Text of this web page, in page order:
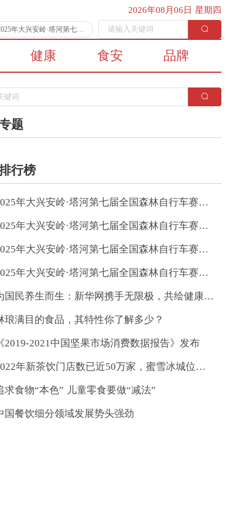
2026年08月06日 星期四
行车赛第二日比赛顺利完赛
年大兴安岭·塔河第七届全国森林自行车赛将于7月11日拉开战幕
健康 食安 品牌
题
行榜
2025年大兴安岭·塔河第七届全国森林自行车赛第二日比赛顺利完赛
2025年大兴安岭·塔河第七届全国森林自行车赛将于7月11日拉开战幕
2025年大兴安岭·塔河第七届全国森林自行车赛鸣枪开赛
2025年大兴安岭·塔河第七届全国森林自行车赛圆满收官
为国民养生而生：新华网携手无限极，共绘健康中国新图景
琅满目的食品，其特性你了解多少？
《2019-2021中国坚果市场消费数据报告》发布
2022年新茶饮门店数已近50万家，蜜雪冰城位居第一、古茗第二
求食物“本色” 儿童零食要做“减法”
国餐饮细分领域发展势头强劲